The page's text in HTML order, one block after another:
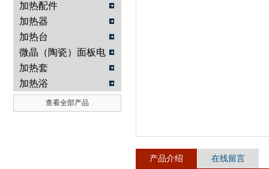
加热配件
加热器
加热台
微晶（陶瓷）面板电
热板
加热套
加热浴
查看全部产品
产品介绍 在线留言